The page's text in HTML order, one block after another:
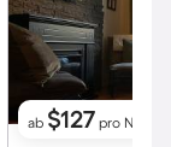
ab $127 pro Nacht